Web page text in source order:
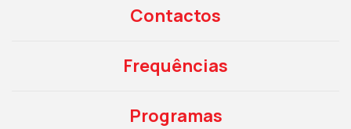
Contactos
Frequências
Programas